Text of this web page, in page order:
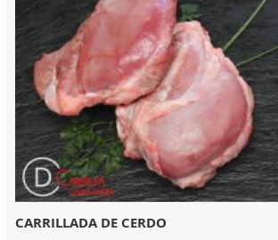
CARRILLADA DE CERDO